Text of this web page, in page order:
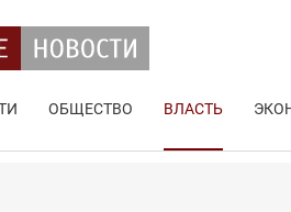
ОБЩЕСТВО ВЛАСТЬ